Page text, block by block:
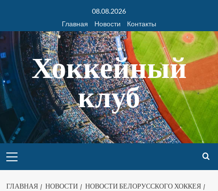
08.08.2026
Главная
Новости Контакты
Хоккейный
клуб
ГЛАВНАЯ НОВОСТИ
НОВОСТИ БЕЛОРУССКОГО ХОККЕЯ